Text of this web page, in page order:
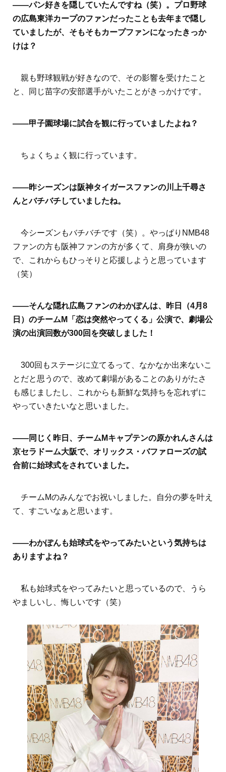
――パン好きを隠していたんですね（笑）。プロ野球
の広島東洋カープのファンだったことも去年まで隠し
ていましたが、そもそもカープファンになったきっか
けは？
親も野球観戦が好きなので、その影響を受けたこと
と、同じ苗字の安部選手がいたことがきっかけです。
――甲子園球場に試合を観に行っていましたよね？
ちょくちょく観に行っています。
――昨シーズンは阪神タイガースファンの川上千尋さ
んとバチバチしていましたね。
今シーズンもバチバチです（笑）。やっぱりNMB48
ファンの方も阪神ファンの方が多くて、肩身が狭いの
で、これからもひっそりと応援しようと思っています
（笑）
――そんな隠れ広島ファンのわかぽんは、昨日（4月8
日）のチームM「恋は突然やってくる」公演で、劇場公
演の出演回数が300回を突破しました！
300回もステージに立てるって、なかなか出来ないこ
とだと思うので、改めて劇場があることのありがたさ
も感じましたし、これからも新鮮な気持ちを忘れずに
やっていきたいなと思いました。
――同じく昨日、チームMキャプテンの原かれんさんは
京セラドーム大阪で、オリックス・バファローズの試
合前に始球式をされていました。
チームMのみんなでお祝いしました。自分の夢を叶え
て、すごいなぁと思います。
――わかぽんも始球式をやってみたいという気持ちは
ありますよね？
私も始球式をやってみたいと思っているので、うら
やましいし、悔しいです（笑）